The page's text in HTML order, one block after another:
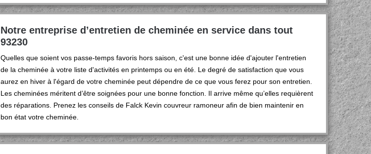
Notre entreprise d’entretien de cheminée en service dans tout
93230
Quelles que soient vos passe-temps favoris hors saison, c'est une bonne idée d'ajouter l'entretien
de la cheminée à votre liste d'activités en printemps ou en été. Le degré de satisfaction que vous
aurez en hiver à l'égard de votre cheminée peut dépendre de ce que vous ferez pour son entretien.
Les cheminées méritent d’être soignées pour une bonne fonction. Il arrive même qu’elles requièrent
des réparations. Prenez les conseils de Falck Kevin couvreur ramoneur afin de bien maintenir en
bon état votre cheminée.